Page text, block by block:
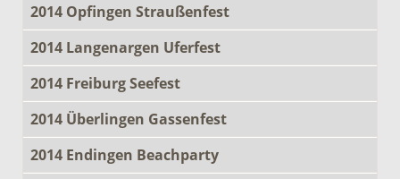
2014 Opfingen Straußenfest
2014 Langenargen Uferfest
2014 Freiburg Seefest
2014 Überlingen Gassenfest
2014 Endingen Beachparty